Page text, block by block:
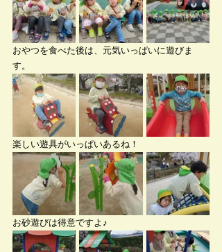
おやつを食べた後は、元気いっぱいに遊びま
す。
楽しい遊具がいっぱいあるね！
お砂遊びは得意ですよ♪